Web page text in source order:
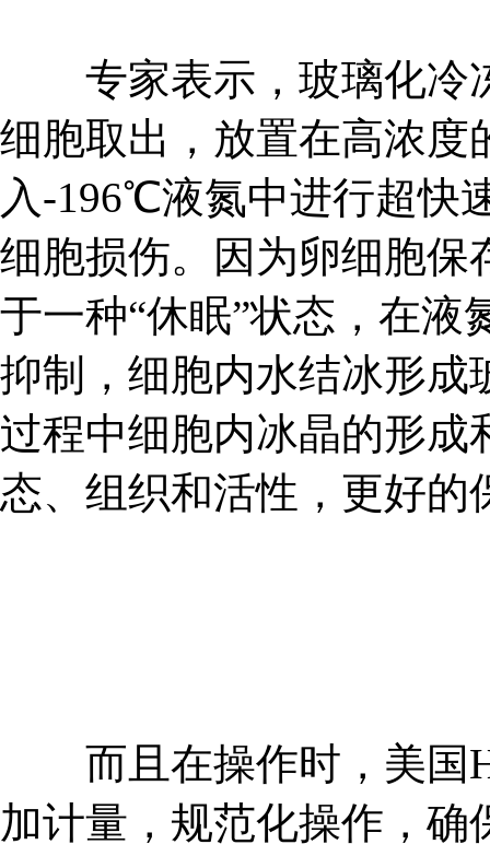
专家表示，玻璃化冷
细胞取出，放置在高浓度
入-196℃液氮中进行超快
细胞损伤。因为卵细胞
于一种“休眠”状态，在液
抑制，细胞内水结冰形成
过程中细胞内冰晶的形成
态、组织和活性，更好的
而且在操作时，美国
加计量，规范化操作，